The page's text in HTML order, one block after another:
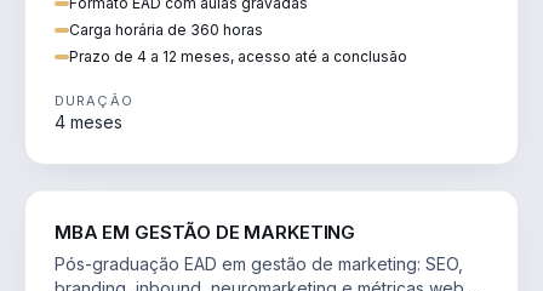
Carga horária de 360 horas
Prazo de 4 a 12 meses, acesso até a conclusão
DURAÇÃO
4 meses
MBA EM GESTÃO DE MARKETING
Pós-graduação EAD em gestão de marketing: SEO,